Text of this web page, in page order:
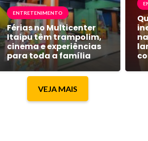
ENTRETENIMENTO
Férias no Multicenter
Itaipu têm trampolim,
cinema e experiências
para toda a família
VEJA MAIS